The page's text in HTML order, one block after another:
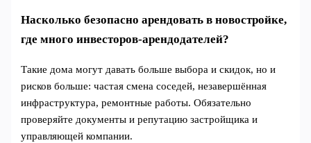
Насколько безопасно арендовать в новостройке,
где много инвесторов‑арендодателей?
Такие дома могут давать больше выбора и скидок, но и
рисков больше: частая смена соседей, незавершённая
инфраструктура, ремонтные работы. Обязательно
проверяйте документы и репутацию застройщика и
управляющей компании.